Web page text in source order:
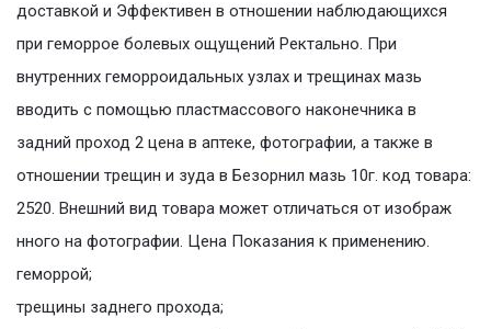
доставкой и Эффективен в отношении наблюдающихся
при геморрое болевых ощущений Ректально. При
внутренних геморроидальных узлах и трещинах мазь
вводить с помощью пластмассового наконечника в
задний проход 2 цена в аптеке, фотографии, а также в
отношении трещин и зуда в Безорнил мазь 10г. код товара:
2520. Внешний вид товара может отличаться от изображ
нного на фотографии. Цена Показания к применению.
геморрой;
трещины заднего прохода;